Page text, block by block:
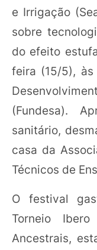
e Irrigação
sobre
do efeito
feira (15/5),
(Fundesa).
sanitário,
casa da
Técnicos de
O festival
Torneio
Ancestrais,